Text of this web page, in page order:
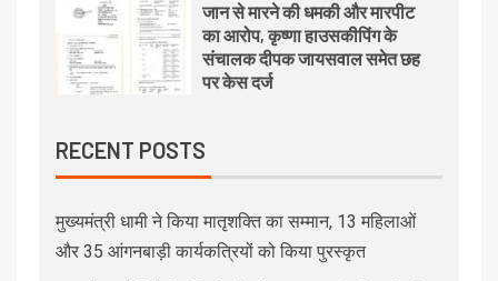
जान से मारने की धमकी और मारपीट
का आरोप, कृष्णा हाउसकीपिंग के
संचालक दीपक जायसवाल समेत छह
पर केस दर्ज
RECENT POSTS
मुख्यमंत्री धामी ने किया मातृशक्ति का सम्मान, 13 महिलाओं
और 35 आंगनबाड़ी कार्यकत्रियों को किया पुरस्कृत